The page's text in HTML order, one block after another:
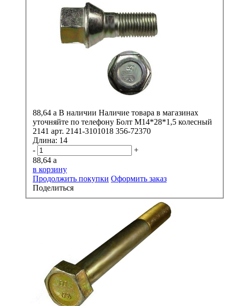
88,64 a В наличии Наличие товара в магазинах
уточняйте по телефону Болт М14*28*1,5 колесный
2141 арт. 2141-3101018 356-72370
Длина: 14
-
+
88,64 a
в корзину
Продолжить покупки Оформить заказ
Поделиться